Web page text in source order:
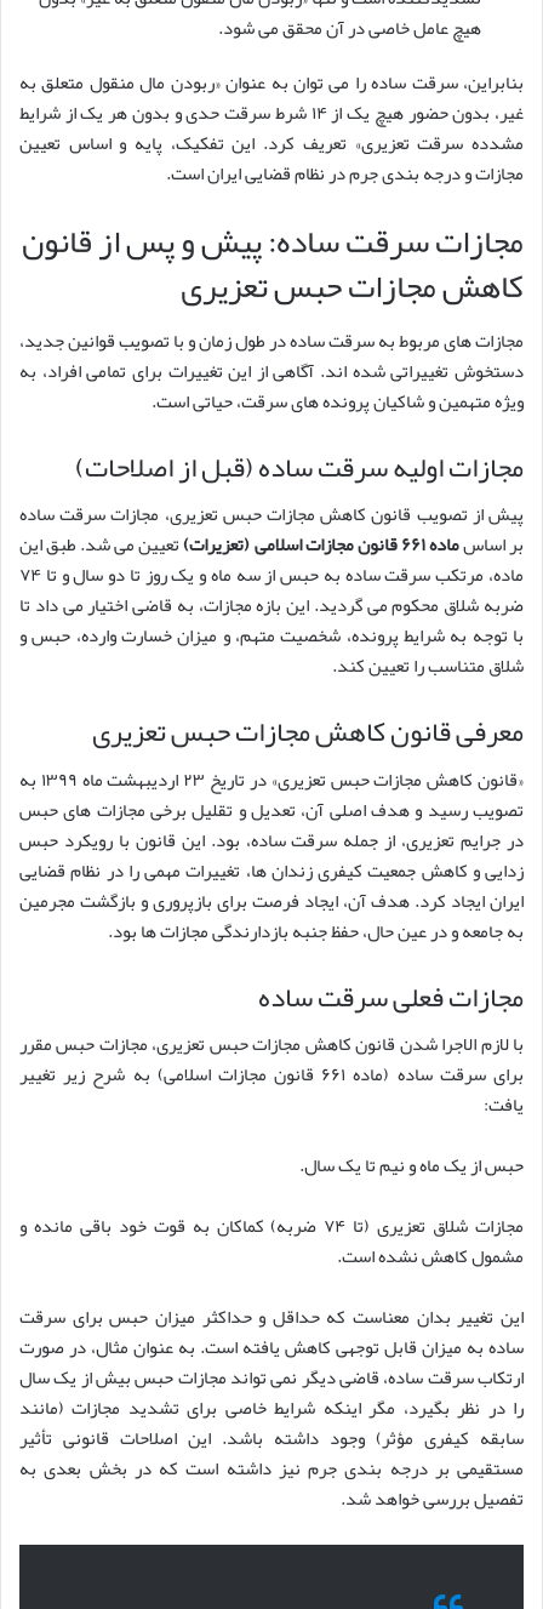
هیچ عامل خاصی در آن محقق می شود.
بنابراین، سرقت ساده را می توان به عنوان «ربودن مال منقول متعلق به
غیر، بدون حضور هیچ یک از ۱۴ شرط سرقت حدی و بدون هر یک از شرایط
مشدده سرقت تعزیری» تعریف کرد. این تفکیک، پایه و اساس تعیین
مجازات و درجه بندی جرم در نظام قضایی ایران است.
مجازات سرقت ساده: پیش و پس از قانون
کاهش مجازات حبس تعزیری
مجازات های مربوط به سرقت ساده در طول زمان و با تصویب قوانین جدید،
دستخوش تغییراتی شده اند. آگاهی از این تغییرات برای تمامی افراد، به
ویژه متهمین و شاکیان پرونده های سرقت، حیاتی است.
مجازات اولیه سرقت ساده (قبل از اصلاحات)
پیش از تصویب قانون کاهش مجازات حبس تعزیری، مجازات سرقت ساده
بر اساسماده ۶۶۱ قانون مجازات اسلامی (تعزیرات)
تعیین می شد. طبق این
ماده، مرتکب سرقت ساده به حبس از سه ماه و یک روز تا دو سال و تا ۷۴
ضربه شلاق محکوم می گردید. این بازه مجازات، به قاضی اختیار می داد تا
با توجه به شرایط پرونده، شخصیت متهم، و میزان خسارت وارده، حبس و
شلاق متناسب را تعیین کند.
معرفی قانون کاهش مجازات حبس تعزیری
«قانون کاهش مجازات حبس تعزیری» در تاریخ ۲۳ اردیبهشت ماه ۱۳۹۹ به
تصویب رسید و هدف اصلی آن، تعدیل و تقلیل برخی مجازات های حبس
در جرایم تعزیری، از جمله سرقت ساده، بود. این قانون با رویکرد حبس
زدایی و کاهش جمعیت کیفری زندان ها، تغییرات مهمی را در نظام قضایی
ایران ایجاد کرد. هدف آن، ایجاد فرصت برای بازپروری و بازگشت مجرمین
به جامعه و در عین حال، حفظ جنبه بازدارندگی مجازات ها بود.
مجازات فعلی سرقت ساده
با لازم الاجرا شدن قانون کاهش مجازات حبس تعزیری، مجازات حبس مقرر
برای سرقت ساده (ماده ۶۶۱ قانون مجازات اسلامی) به شرح زیر تغییر
یافت:
حبس از یک ماه و نیم تا یک سال.
مجازات شلاق تعزیری (تا ۷۴ ضربه) کماکان به قوت خود باقی مانده و
مشمول کاهش نشده است.
این تغییر بدان معناست که حداقل و حداکثر میزان حبس برای سرقت
ساده به میزان قابل توجهی کاهش یافته است. به عنوان مثال، در صورت
ارتکاب سرقت ساده، قاضی دیگر نمی تواند مجازات حبس بیش از یک سال
را در نظر بگیرد، مگر اینکه شرایط خاصی برای تشدید مجازات (مانند
سابقه کیفری مؤثر) وجود داشته باشد. این اصلاحات قانونی تأثیر
مستقیمی بر درجه بندی جرم نیز داشته است که در بخش بعدی به
تفصیل بررسی خواهد شد.